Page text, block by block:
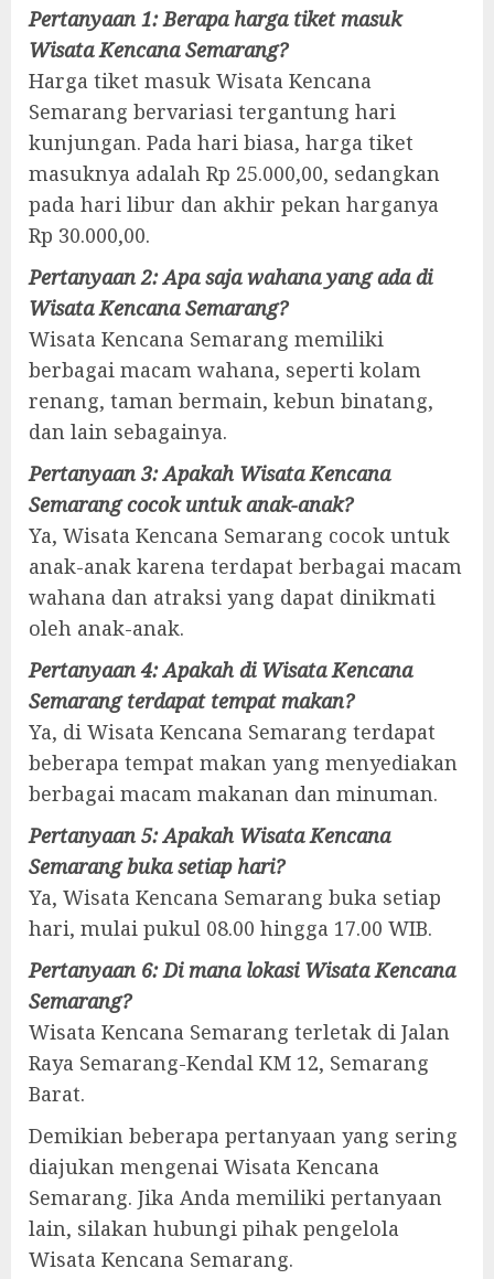
Pertanyaan 1: Berapa harga tiket masuk
Wisata Kencana Semarang?
Harga tiket masuk Wisata Kencana
Semarang bervariasi tergantung hari
kunjungan. Pada hari biasa, harga tiket
masuknya adalah Rp 25.000,00, sedangkan
pada hari libur dan akhir pekan harganya
Rp 30.000,00.
Pertanyaan 2: Apa saja wahana yang ada di
Wisata Kencana Semarang?
Wisata Kencana Semarang memiliki
berbagai macam wahana, seperti kolam
renang, taman bermain, kebun binatang,
dan lain sebagainya.
Pertanyaan 3: Apakah Wisata Kencana
Semarang cocok untuk anak-anak?
Ya, Wisata Kencana Semarang cocok untuk
anak-anak karena terdapat berbagai macam
wahana dan atraksi yang dapat dinikmati
oleh anak-anak.
Pertanyaan 4: Apakah di Wisata Kencana
Semarang terdapat tempat makan?
Ya, di Wisata Kencana Semarang terdapat
beberapa tempat makan yang menyediakan
berbagai macam makanan dan minuman.
Pertanyaan 5: Apakah Wisata Kencana
Semarang buka setiap hari?
Ya, Wisata Kencana Semarang buka setiap
hari, mulai pukul 08.00 hingga 17.00 WIB.
Pertanyaan 6: Di mana lokasi Wisata Kencana
Semarang?
Wisata Kencana Semarang terletak di Jalan
Raya Semarang-Kendal KM 12, Semarang
Barat.
Demikian beberapa pertanyaan yang sering
diajukan mengenai Wisata Kencana
Semarang. Jika Anda memiliki pertanyaan
lain, silakan hubungi pihak pengelola
Wisata Kencana Semarang.